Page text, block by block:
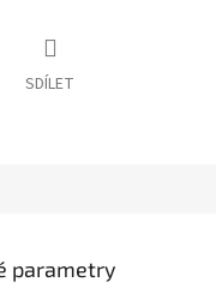
SDÍLET
parametry